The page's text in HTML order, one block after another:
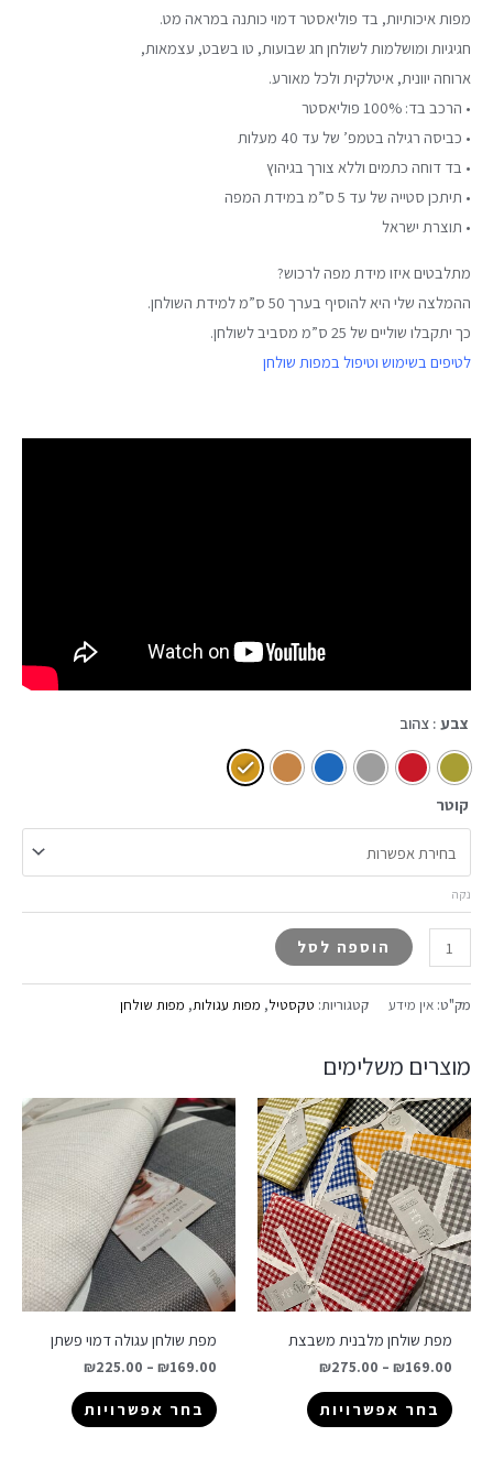
מפות איכותיות, בד פוליאסטר דמוי כותנה במראה מט.
חגיגיות ומושלמות לשולחן חג שבועות, טו בשבט, עצמאות,
ארוחה יוונית, איטלקית ולכל מאורע.
• הרכב בד: 100% פוליאסטר
• כביסה רגילה בטמפ’ של עד 40 מעלות
• בד דוחה כתמים וללא צורך בגיהוץ
• תיתכן סטייה של עד 5 ס”מ במידת המפה
• תוצרת ישראל
מתלבטים איזו מידת מפה לרכוש?
ההמלצה שלי היא להוסיף בערך 50 ס”מ למידת השולחן.
כך יתקבלו שוליים של 25 ס”מ מסביב לשולחן.
לטיפים בשימוש וטיפול במפות שולחן
צבע : צהוב
קוטר
נקה
הוספה לסל
מק"ט: אין מידע קטגוריות: טקסטיל, מפות עגולות, מפות שולחן
מוצרים משלימים
מפת שולחן מלבנית משבצת
₪169.00
–
₪275.00
בחר אפשרויות
מפת שולחן עגולה דמוי פשתן
₪169.00
–
₪225.00
בחר אפשרויות